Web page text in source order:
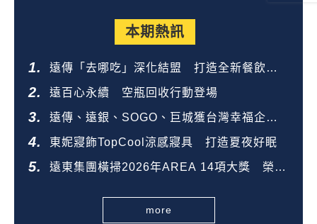
本期熱訊
遠傳「去哪吃」深化結盟 打造全新餐飲生
態圈
遠百心永續 空瓶回收行動登場
遠傳、遠銀、SOGO、巨城獲台灣幸福企業
金獎
東妮寢飾TopCool涼感寢具 打造夏夜好眠
遠東集團橫掃2026年AREA 14項大獎 榮登
more